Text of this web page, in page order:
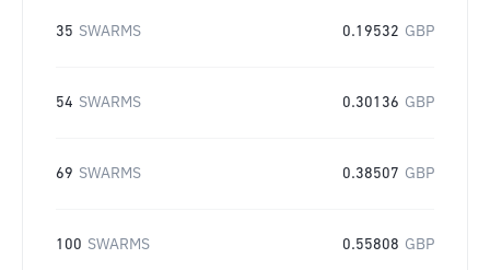
35 SWARMS 0.19532 GBP
54 SWARMS 0.30136 GBP
69 SWARMS 0.38507 GBP
100 SWARMS 0.55808 GBP